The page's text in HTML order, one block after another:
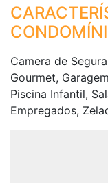
Camera de
Gourmet,
Piscina Infantil,
Empregados,